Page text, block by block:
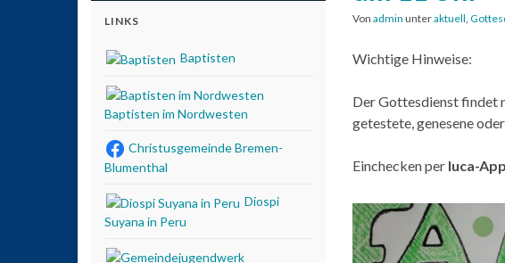
Von admin unteraktuell,
Wichtige Hinweise:
Der Gottesdienst findet
getestete, genesene
Einchecken per luca-App
LINKS
Baptisten
Baptisten im Nordwesten
Christusgemeinde Bremen-
Blumenthal
Diospi
Suyana in Peru